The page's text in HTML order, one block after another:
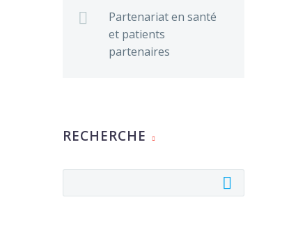
Partenariat en santé
et patients
partenaires
RECHERCHE